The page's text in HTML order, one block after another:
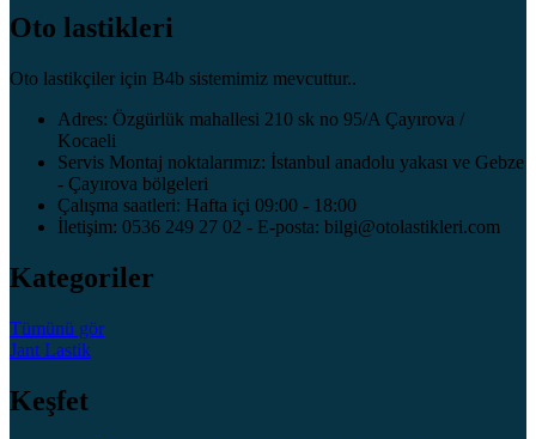
Oto lastikleri
Oto lastikçiler için B4b sistemimiz mevcuttur..
Adres: Özgürlük mahallesi 210 sk no 95/A Çayırova /
Kocaeli
Servis Montaj noktalarımız: İstanbul anadolu yakası ve Gebze
- Çayırova bölgeleri
Çalışma saatleri: Hafta içi 09:00 - 18:00
İletişim: 0536 249 27 02 - E-posta: bilgi@otolastikleri.com
Kategoriler
Tümünü gör
Jant Lastik
Keşfet